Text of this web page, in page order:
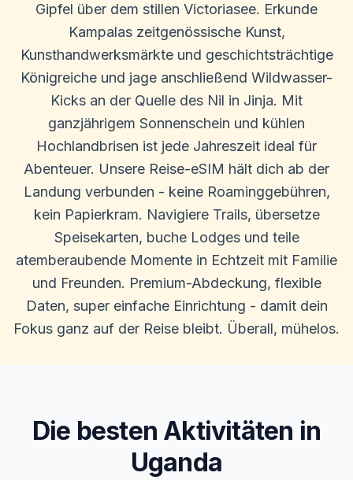
Gipfel über dem stillen Victoriasee. Erkunde
Kampalas zeitgenössische Kunst,
Kunsthandwerksmärkte und geschichtsträchtige
Königreiche und jage anschließend Wildwasser-
Kicks an der Quelle des Nil in Jinja. Mit
ganzjährigem Sonnenschein und kühlen
Hochlandbrisen ist jede Jahreszeit ideal für
Abenteuer. Unsere Reise-eSIM hält dich ab der
Landung verbunden - keine Roaminggebühren,
kein Papierkram. Navigiere Trails, übersetze
Speisekarten, buche Lodges und teile
atemberaubende Momente in Echtzeit mit Familie
und Freunden. Premium-Abdeckung, flexible
Daten, super einfache Einrichtung - damit dein
Fokus ganz auf der Reise bleibt. Überall, mühelos.
Die besten Aktivitäten in
Uganda